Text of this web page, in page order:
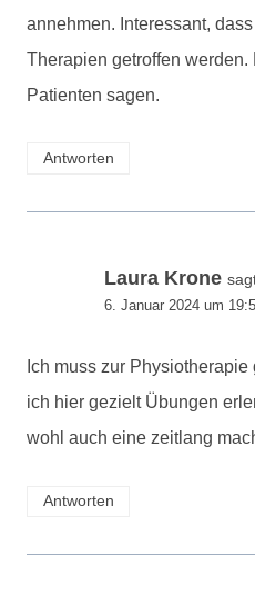
annehmen. Interessant,
Therapien getroffen
Patienten sagen.
Antworten
Laura Krone
6. Januar 2024 um
Ich muss zur
ich hier gezielt Übungen
wohl auch eine zeitlang
Antworten